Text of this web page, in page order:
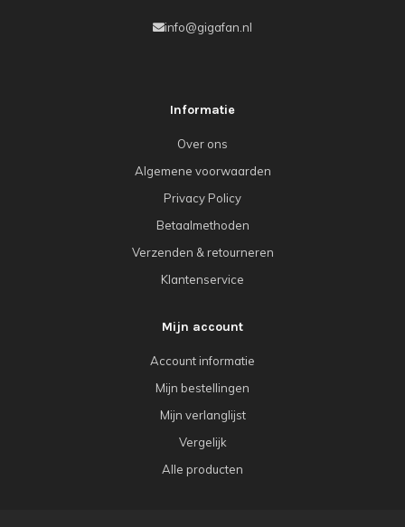
info@gigafan.nl
Informatie
Over ons
Algemene voorwaarden
Privacy Policy
Betaalmethoden
Verzenden & retourneren
Klantenservice
Mijn account
Account informatie
Mijn bestellingen
Mijn verlanglijst
Vergelijk
Alle producten